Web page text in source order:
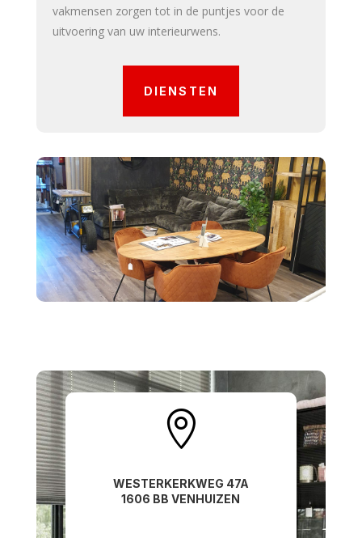
vakmensen zorgen tot in de puntjes voor de
uitvoering van uw interieurwens.
DIENSTEN

WESTERKERKWEG 47A
1606 BB VENHUIZEN